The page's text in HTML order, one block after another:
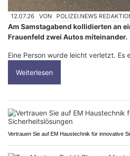
12.07.26 VON POLIZEI.NEWS
Am Samstagabend kollidierten an
Frauenfeld zwei Autos miteinander.
Eine Person wurde leicht verletzt. Es
Weiterlesen
Vertrauen Sie auf EM Haustechnik für innovative